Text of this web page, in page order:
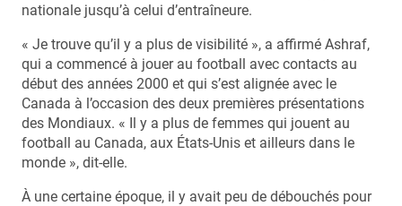
nationale jusqu’à celui d’entraîneure.
« Je trouve qu’il y a plus de visibilité », a affirmé Ashraf,
qui a commencé à jouer au football avec contacts au
début des années 2000 et qui s’est alignée avec le
Canada à l’occasion des deux premières présentations
des Mondiaux. « Il y a plus de femmes qui jouent au
football au Canada, aux États-Unis et ailleurs dans le
monde », dit-elle.
À une certaine époque, il y avait peu de débouchés pour